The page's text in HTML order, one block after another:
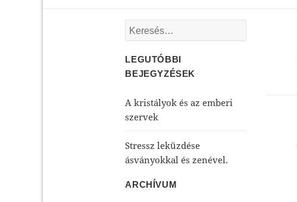
Keresés:
LEGUTÓBBI
BEJEGYZÉSEK
A kristályok és az emberi
szervek
Stressz leküzdése
ásványokkal és zenével.
ARCHÍVUM